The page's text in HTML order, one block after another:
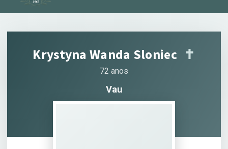
Krystyna Wanda Sloniec ✝︎
72 anos
Vau